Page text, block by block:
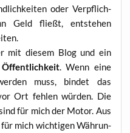
oder Ver­pflich­
Geld fließt, ent­ste­hen
mit die­sem Blog und ein
. Wenn eine
muss, bin­det das
Ort feh­len wür­den. Die
für mich der Motor. Aus
mich wich­ti­gen Wäh­run­